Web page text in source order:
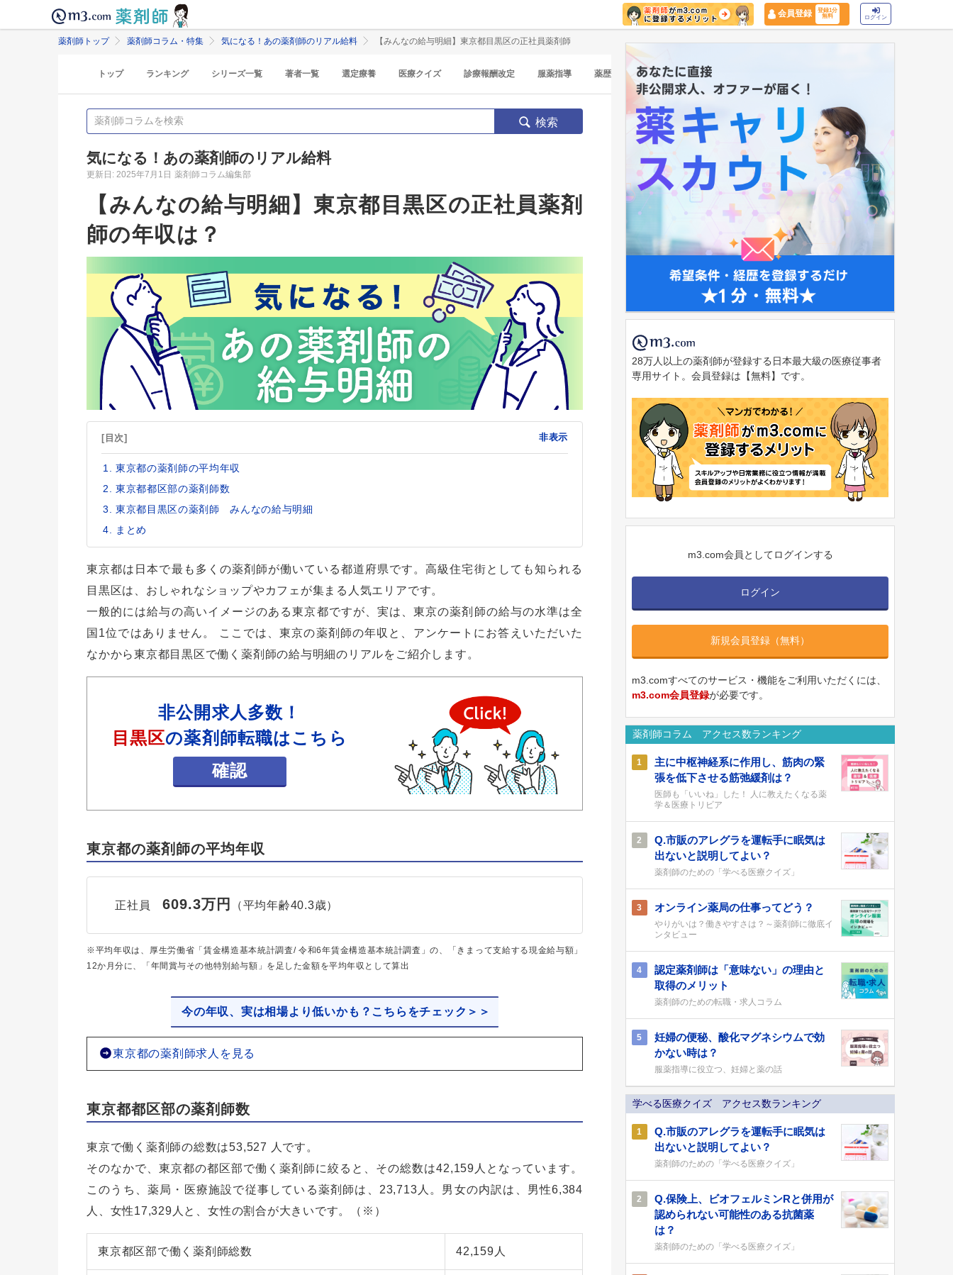
会員登録
登録1分
無料
ログイン
薬剤師トップ 薬剤師コラム・特集 気になる！あの薬剤師のリアル給料 【みんなの給与明細】東京都目黒区の正社員薬剤師
トップ ランキング シリーズ一覧 著者一覧 選定療養 医療クイズ 診療報酬改定 服薬指導 薬歴 マイナ保険証
検索
気になる！あの薬剤師のリアル給料
更新日: 2025年7月1日 薬剤師コラム編集部
【みんなの給与明細】東京都目黒区の正社員薬剤
師の年収は？
[目次] 非表示
東京都の薬剤師の平均年収
東京都都区部の薬剤師数
東京都目黒区の薬剤師 みんなの給与明細
まとめ
東京都は日本で最も多くの薬剤師が働いている都道府県です。高級住宅街としても知られる
目黒区は、おしゃれなショップやカフェが集まる人気エリアです。
一般的には給与の高いイメージのある東京都ですが、実は、東京の薬剤師の給与の水準は全
国1位ではありません。 ここでは、東京の薬剤師の年収と、アンケートにお答えいただいた
なかから東京都目黒区で働く薬剤師の給与明細のリアルをご紹介します。
非公開求人多数！
目黒区の薬剤師転職はこちら
確認
東京都の薬剤師の平均年収
正社員609.3万円 （平均年齢40.3歳）
※平均年収は、厚生労働省「賃金構造基本統計調査/ 令和6年賃金構造基本統計調査」の、「きまって支給する現金給与額」
12か月分に、「年間賞与その他特別給与額」を足した金額を平均年収として算出
今の年収、実は相場より低いかも？こちらをチェック＞＞
東京都の薬剤師求人を見る
東京都都区部の薬剤師数
東京で働く薬剤師の総数は53,527 人です。
そのなかで、東京都の都区部で働く薬剤師に絞ると、その総数は42,159人となっています。
このうち、薬局・医療施設で従事している薬剤師は、23,713人。男女の内訳は、男性6,384
人、女性17,329人と、女性の割合が大きいです。（※）
東京都区部で働く薬剤師総数 42,159人
28万人以上の薬剤師が登録する日本最大級の医療従事者
専用サイト。会員登録は【無料】です。
m3.com会員としてログインする
ログイン
新規会員登録（無料）
m3.comすべてのサービス・機能をご利用いただくには、
m3.com会員登録が必要です。
薬剤師コラム アクセス数ランキング
1
主に中枢神経系に作用し、筋肉の緊
張を低下させる筋弛緩剤は？
医師も「いいね」した！ 人に教えたくなる薬
学＆医療トリビア
2
Q.市販のアレグラを運転手に眠気は
出ないと説明してよい？
薬剤師のための「学べる医療クイズ」
3 オンライン薬局の仕事ってどう？
やりがいは？働きやすさは？～薬剤師に徹底イ
ンタビュー
4
認定薬剤師は「意味ない」の理由と
取得のメリット
薬剤師のための転職・求人コラム
5
妊婦の便秘、酸化マグネシウムで効
かない時は？
服薬指導に役立つ、妊婦と薬の話
学べる医療クイズ アクセス数ランキング
1
Q.市販のアレグラを運転手に眠気は
出ないと説明してよい？
薬剤師のための「学べる医療クイズ」
2
Q.保険上、ビオフェルミンRと併用が
認められない可能性のある抗菌薬
は？
薬剤師のための「学べる医療クイズ」